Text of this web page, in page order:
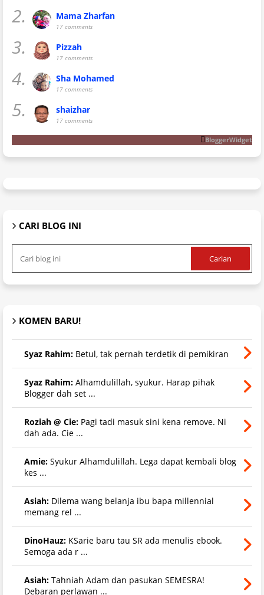
2. Mama Zharfan
17 comments
3. Pizzah
17 comments
4. Sha Mohamed
17 comments
5. shaizhar
17 comments
BloggerWidget
CARI BLOG INI
KOMEN BARU!
Syaz Rahim: Betul, tak pernah terdetik di pemikiran
Syaz Rahim: Alhamdulillah, syukur. Harap pihak
Blogger dah set ...
Roziah @ Cie: Pagi tadi masuk sini kena remove. Ni
dah ada. Cie ...
Amie: Syukur Alhamdulillah. Lega dapat kembali blog
kes ...
Asiah: Dilema wang belanja ibu bapa millennial
memang rel ...
DinoHauz: KSarie baru tau SR ada menulis ebook.
Semoga ada r ...
Asiah: Tahniah Adam dan pasukan SEMESRA!
Debaran perlawan ...